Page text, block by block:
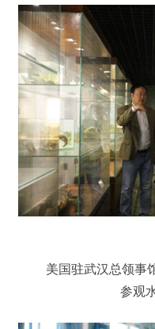
美国驻武汉总领事
参观